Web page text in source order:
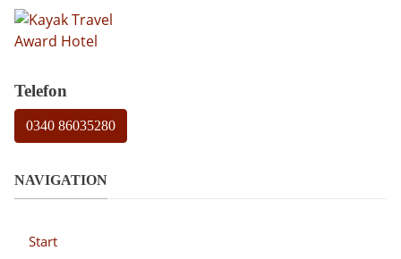
Telefon
0340 86035280
NAVIGATION
Start